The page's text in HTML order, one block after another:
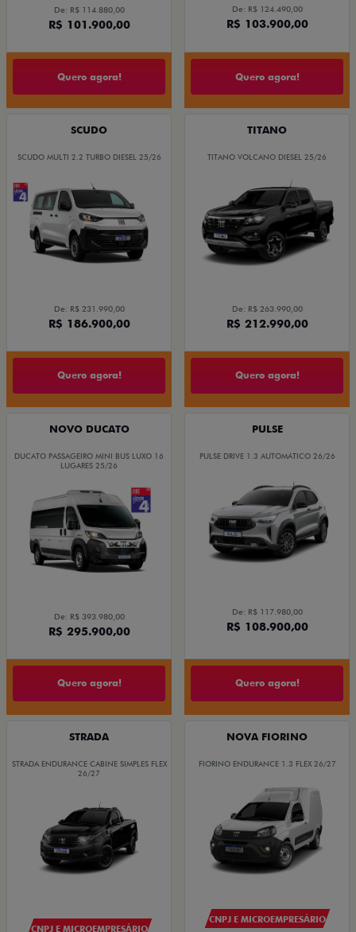
De: R$ 114.880,00
R$ 101.900,00
Quero agora!
De: R$ 124.490,00
R$ 103.900,00
Quero agora!
SCUDO
SCUDO MULTI 2.2 TURBO DIESEL 25/26
De: R$ 231.990,00
R$ 186.900,00
Quero agora!
TITANO
TITANO VOLCANO DIESEL 25/26
De: R$ 263.990,00
R$ 212.990,00
Quero agora!
NOVO DUCATO
DUCATO PASSAGEIRO MINI BUS LUXO 16
LUGARES 25/26
De: R$ 393.980,00
R$ 295.900,00
Quero agora!
PULSE
PULSE DRIVE 1.3 AUTOMÁTICO 26/26
De: R$ 117.980,00
R$ 108.900,00
Quero agora!
STRADA
STRADA ENDURANCE CABINE SIMPLES FLEX
26/27
CNPJ E MICROEMPRESÁRIO
NOVA FIORINO
FIORINO ENDURANCE 1.3 FLEX 26/27
CNPJ E MICROEMPRESÁRIO